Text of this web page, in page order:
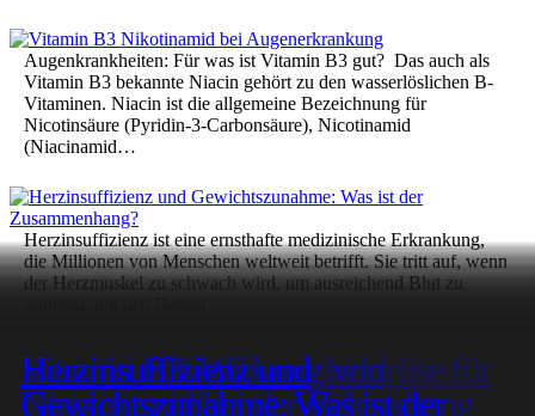
Studie: Auswirkung von Fettleber
auf Darmkrebs und seine
Studie: Bluthochdruck mit
Echinacea: Was die Wirkung der
Pflanze bei Infektionskrankheiten
Studie: Vitamin D könnte Demenz
vorbeugen, indem es Amyloid im
Studie: Antibiotika kann
schwerwiegende Nebenwirkungen
Adenovirus – Erkältungsvirus mit
Blutgerinnungsstörung in
Serotonin-Wirkung auf Psyche,
Gehirn, Schlaf, Blutdruck, Gefäße
Niedriger Blutzuckerspiegel –
Gastritis was essen und trinken –
Was ist Asperger Syndrom?
Merkmale und Symptome von
Studien zur Wirkung von
Kardamom auf Fettverbrennung,
Schlaganfall-Therapie durch
Stimulation des Vagusnervs
Was macht man in einer
Anzeichen und Symptome einer
Depression erkennen und
Was tun bei Akne? – Ursachen,
Bionische Bauchspeicheldrüse für
Diabetiker (Typ 1) erhält
Vitamin B3: Wirkung von
Nicotinamid bei der Behandlung
Augenkrankheiten: Für was ist Vitamin B3 gut? Das auch als
Vitamin B3 bekannte Niacin gehört zu den wasserlöslichen B-
Vitaminen. Niacin ist die allgemeine Bezeichnung für
Nicotinsäure (Pyridin-3-Carbonsäure), Nicotinamid
(Niacinamid…
Herzinsuffizienz und
Gewichtszunahme: Was ist der
Herzinsuffizienz ist eine ernsthafte medizinische Erkrankung,
die Millionen von Menschen weltweit betrifft. Sie tritt auf, wenn
der Herzmuskel zu schwach wird, um ausreichend Blut zu
Zurück 2 3 4 5 6 7 8 … 35 Weiter
© 2026 MedizinDoc n.e.V. – Vorstand: Dirk de Pol |